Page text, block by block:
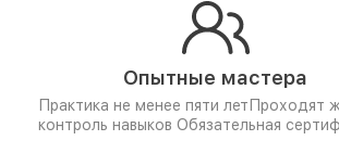
Опытные мастера
Практика не менее пяти лет Проходят
контроль навыков Обязательная